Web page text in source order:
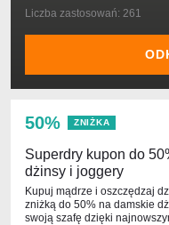
Liczba zastosowań: 261
50% ZNIŻKA
Superdry kupon do
dżinsy i joggery
Kupuj mądrze i oszczędzaj
zniżką do 50% na damskie
swoją szafę dzięki